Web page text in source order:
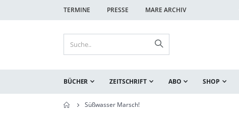
TERMINE PRESSE MARE ARCHIV
BÜCHER ZEITSCHRIFT ABO SHOP
Süßwasser Marsch!